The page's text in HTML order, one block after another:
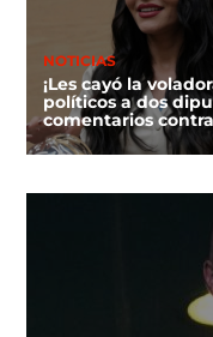
NOTICIAS
¡Les cayó la
políticos a dos
comentarios